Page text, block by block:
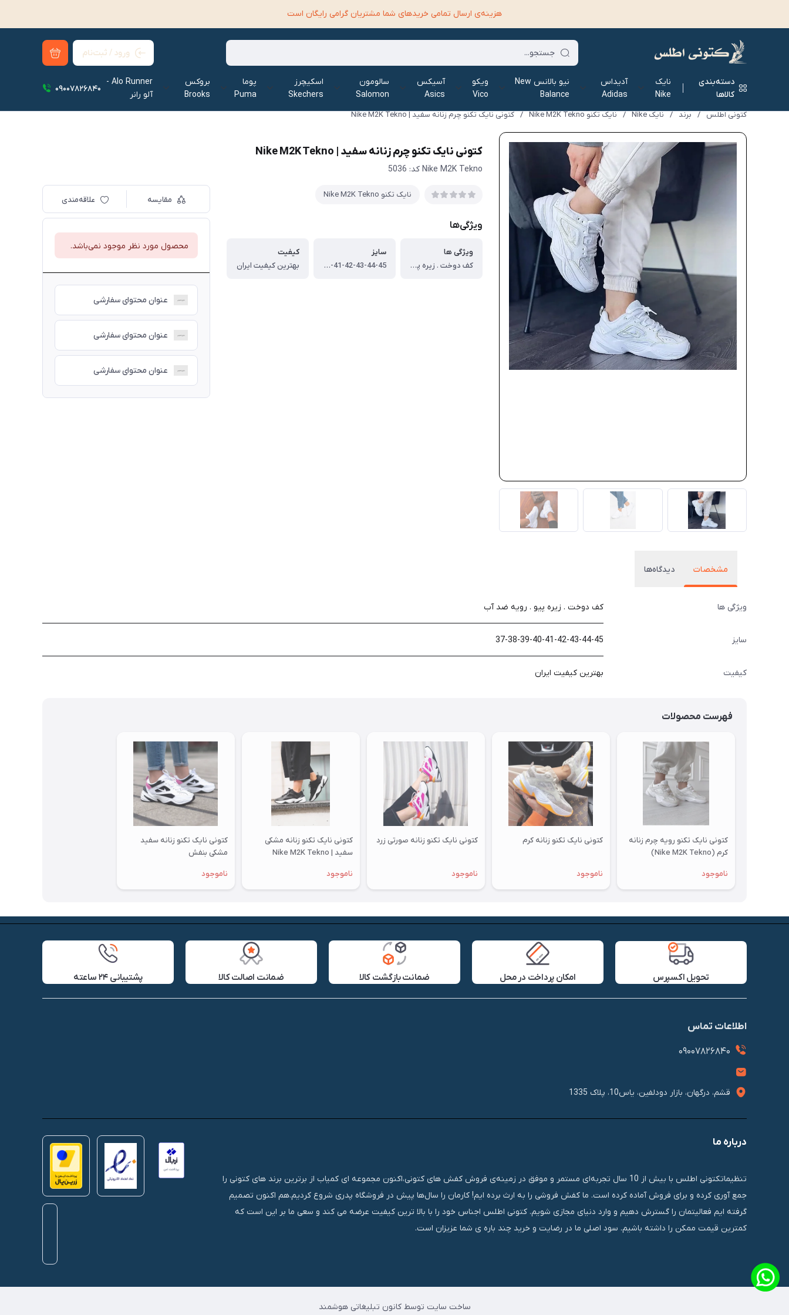
هزینه‌ی ارسال تمامی خرید‌های شما مشتریان گرامی رایگان است
ورود / ثبت‌نام
دسته‌بندی
کالاها
نایک
Nike
آدیداس
Adidas
نیو بالانس New
Balance
ویکو
Vico
آسیکس
Asics
سالومون
Salomon
اسکیچرز
Skechers
پوما
Puma
بروکس
Brooks
Alo Runner -
آلو رانر‌
09007826840
کتونی اطلس / برند / نایک Nike / نایک تکنو Nike M2K Tekno / کتونی نایک تکنو چرم زنانه سفید | Nike M2K Tekno
کتونی نایک تکنو چرم زنانه سفید | Nike M2K Tekno
Nike M2K Tekno کد: 5036
نایک تکنو Nike M2K Tekno
ویژگی‌ها
ویژگی ها
کف دوخت . زیره پیو . رویه ضد آب
سایز
37-38-39-40-41-42-43-44-45
کیفیت
بهترین کیفیت ایران
مقایسه علاقه‌مندی
محصول مورد نظر موجود نمی‌باشد.
عنوان محتوای سفارشی
عنوان محتوای سفارشی
عنوان محتوای سفارشی
مشخصات دیدگاه‌ها
ویژگی ها کف دوخت . زیره پیو . رویه ضد آب
سایز 37-38-39-40-41-42-43-44-45
کیفیت بهترین کیفیت ایران
فهرست محصولات
کتونی نایک تکنو‌ رویه چرم زنانه
کرم (Nike M2K Tekno)
ناموجود
کتونی نایک تکنو زنانه کرم
ناموجود
کتونی نایک تکنو زنانه صورتی زرد
ناموجود
کتونی نایک تکنو زنانه مشکی
سفید | Nike M2K Tekno
ناموجود
کتونی نایک تکنو زنانه سفید
مشکی بنفش
ناموجود
تحویل اکسپرس امکان پرداخت در محل ضمانت بازگشت کالا ضمانت اصالت کالا پشتیبانی ۲۴ ساعته
اطلاعات تماس
09007826840
قشم، درگهان، بازار دودلفین، یاس10، پلاک 1335
درباره ما
تنظیماتکتونی اطلس با بیش از 10 سال تجربه‌ای مستمر و موفق در زمینه‌ی فروش کفش های کتونی،اکنون مجموعه ای کمیاب از برترین برند های کتونی را
جمع آوری کرده و برای فروش آماده کرده است. ما کفش فروشی را به ارث برده ایم! کارمان را سال‌ها پیش در فروشگاه پدری شروع کردیم.هم اکنون تصمیم
گرفته ایم فعالیتمان را گسترش دهیم و وارد دنیای مجازی شویم. کتونی اطلس اجناس خود را با بالا ترین کیفیت عرضه می کند و سعی ما بر این است که
کمترین قیمت ممکن را داشته باشیم. سود اصلی ما در رضایت و خرید چند باره ی شما عزیزان است.
ساخت سایت توسط کانون تبلیغاتی هوشمند